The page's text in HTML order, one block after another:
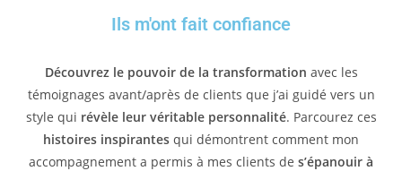
Ils m'ont fait confiance
Découvrez le pouvoir de la transformation avec les
témoignages avant/après de clients que j’ai guidé vers un
style qui révèle leur véritable personnalité. Parcourez ces
histoires inspirantes qui démontrent comment mon
accompagnement a permis à mes clients de s’épanouir à